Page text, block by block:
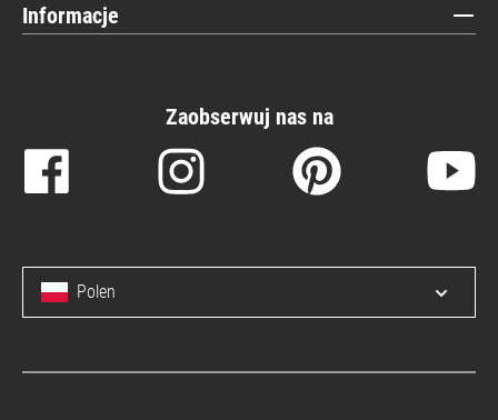
Informacje
Zaobserwuj nas na
Polen